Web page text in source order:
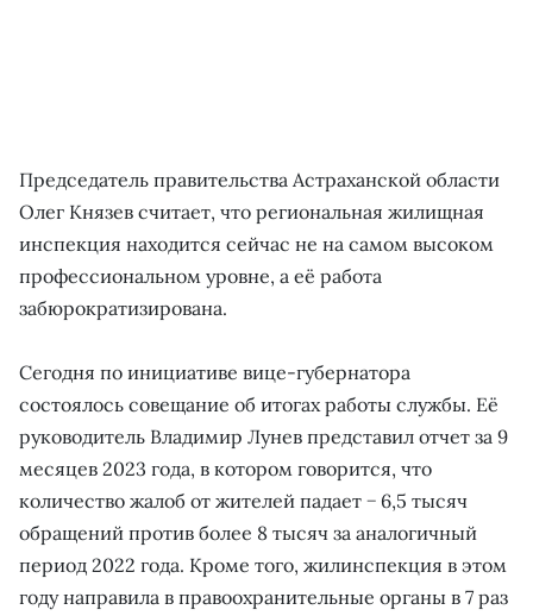
Председатель правительства Астраханской области
Олег Князев считает, что региональная жилищная
инспекция находится сейчас не на самом высоком
профессиональном уровне, а её работа
забюрократизирована.
Сегодня по инициативе вице-губернатора
состоялось совещание об итогах работы службы. Её
руководитель Владимир Лунев представил отчет за 9
месяцев 2023 года, в котором говорится, что
количество жалоб от жителей падает − 6,5 тысяч
обращений против более 8 тысяч за аналогичный
период 2022 года. Кроме того, жилинспекция в этом
году направила в правоохранительные органы в 7 раз